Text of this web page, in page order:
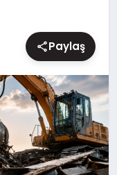
Paylaş